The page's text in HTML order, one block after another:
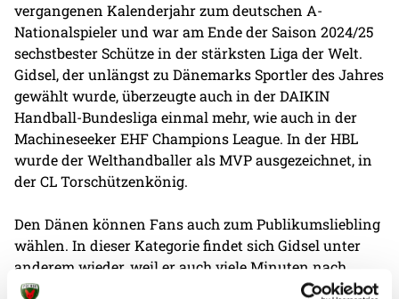
vergangenen Kalenderjahr zum deutschen A-
Nationalspieler und war am Ende der Saison 2024/25
sechstbester Schütze in der stärksten Liga der Welt.
Gidsel, der unlängst zu Dänemarks Sportler des Jahres
gewählt wurde, überzeugte auch in der DAIKIN
Handball-Bundesliga einmal mehr, wie auch in der
Machineseeker EHF Champions League. In der HBL
wurde der Welthandballer als MVP ausgezeichnet, in
der CL Torschützenkönig.
Den Dänen können Fans auch zum Publikumsliebling
wählen. In dieser Kategorie findet sich Gidsel unter
anderem wieder, weil er auch viele Minuten nach
Spielende allen Foto- und Autogrammwünschen